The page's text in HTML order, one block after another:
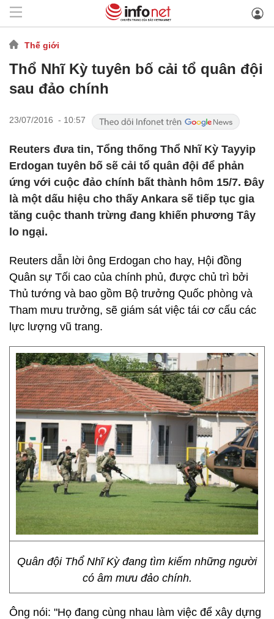
Thế giới
Thổ Nhĩ Kỳ tuyên bố cải tổ quân đội
sau đảo chính
23/07/2016 - 10:57
Reuters đưa tin, Tổng thống Thổ Nhĩ Kỳ Tayyip
Erdogan tuyên bố sẽ cải tổ quân đội để phản
ứng với cuộc đảo chính bất thành hôm 15/7. Đây
là một dấu hiệu cho thấy Ankara sẽ tiếp tục gia
tăng cuộc thanh trừng đang khiến phương Tây
lo ngại.
Reuters dẫn lời ông Erdogan cho hay, Hội đồng
Quân sự Tối cao của chính phủ, được chủ trì bởi
Thủ tướng và bao gồm Bộ trưởng Quốc phòng và
Tham mưu trưởng, sẽ giám sát việc tái cơ cấu các
lực lượng vũ trang.
Quân đội Thổ Nhĩ Kỳ đang tìm kiếm những người
có âm mưu đảo chính.
Ông nói: "Họ đang cùng nhau làm việc để xây dựng